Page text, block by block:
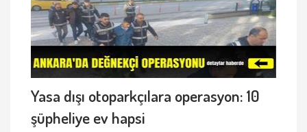
Yasa dışı otoparkçılara operasyon: 10
şüpheliye ev hapsi